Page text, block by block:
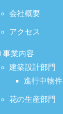
会社概要
アクセス
事業内容
建築設計部門
進行中物件
花の生産部門